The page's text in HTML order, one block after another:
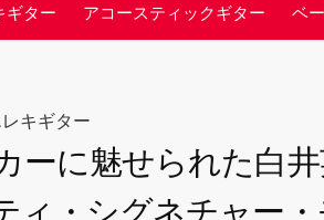
ギター アコースティックギター ベ
キギター
ーに魅せられた白
ィ・シグネチャー